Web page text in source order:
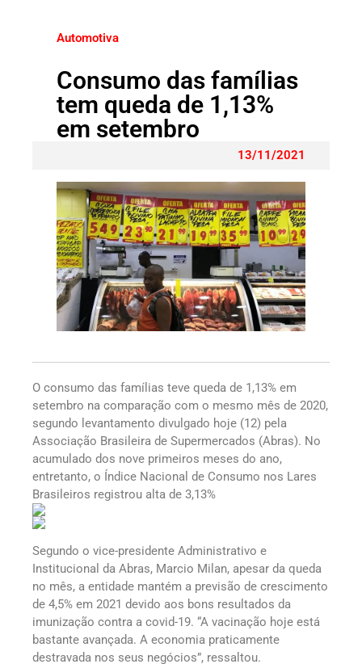
Automotiva
Consumo das famílias
tem queda de 1,13%
em setembro
13/11/2021
O consumo das famílias teve queda de 1,13% em
setembro na comparação com o mesmo mês de 2020,
segundo levantamento divulgado hoje (12) pela
Associação Brasileira de Supermercados (Abras). No
acumulado dos nove primeiros meses do ano,
entretanto, o Índice Nacional de Consumo nos Lares
Brasileiros registrou alta de 3,13%
Segundo o vice-presidente Administrativo e
Institucional da Abras, Marcio Milan, apesar da queda
no mês, a entidade mantém a previsão de crescimento
de 4,5% em 2021 devido aos bons resultados da
imunização contra a covid-19. “A vacinação hoje está
bastante avançada. A economia praticamente
destravada nos seus negócios”, ressaltou.